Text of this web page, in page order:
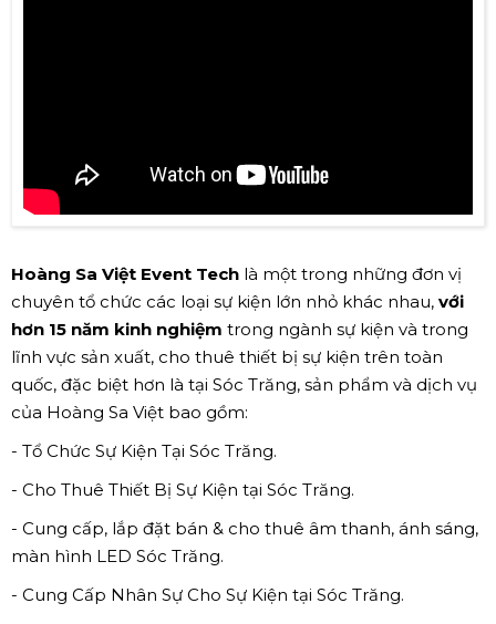
Hoàng Sa Việt Event Tech là một trong những đơn vị
chuyên tổ chức các loại sự kiện lớn nhỏ khác nhau, với
hơn 15 năm kinh nghiệm trong ngành sự kiện và trong
lĩnh vực sản xuất, cho thuê thiết bị sự kiện trên toàn
quốc, đặc biệt hơn là tại Sóc Trăng, sản phẩm và dịch vụ
của Hoàng Sa Việt bao gồm:
- Tổ Chức Sự Kiện Tại Sóc Trăng.
- Cho Thuê Thiết Bị Sự Kiện tại Sóc Trăng.
- Cung cấp, lắp đặt bán & cho thuê âm thanh, ánh sáng,
màn hình LED Sóc Trăng.
- Cung Cấp Nhân Sự Cho Sự Kiện tại Sóc Trăng.